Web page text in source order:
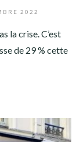
2022
la crise. C’est
de 29 % cette